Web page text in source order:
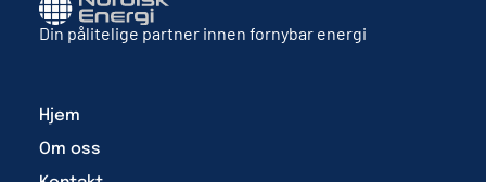
Din pålitelige partner innen fornybar energi
Hjem
Om oss